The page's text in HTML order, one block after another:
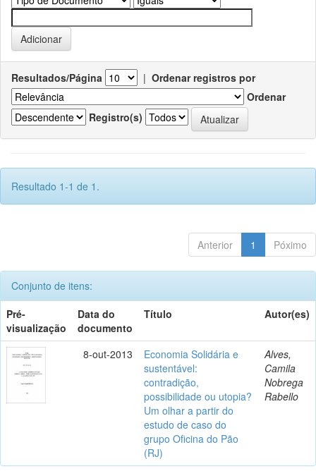
Resultados/Página | Ordenar registros por
Ordenar
Registro(s)
Resultado 1-1 de 1.
Anterior 1 Póximo
Conjunto de itens:
Pré-
visualização
Data do
documento
Título Autor(es)
8-out-2013
Economia Solidária e
sustentável:
contradição,
possibilidade ou utopia?
Um olhar a partir do
estudo de caso do
grupo Oficina do Pão
(RJ)
Alves,
Camila
Nobrega
Rabello